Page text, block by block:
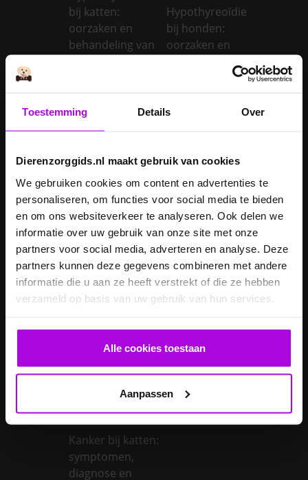
Toestemming Details Over
Dierenzorggids.nl maakt gebruik van cookies
We gebruiken cookies om content en advertenties te
personaliseren, om functies voor social media te bieden
en om ons websiteverkeer te analyseren. Ook delen we
informatie over uw gebruik van onze site met onze
partners voor social media, adverteren en analyse. Deze
partners kunnen deze gegevens combineren met andere
informatie die u aan ze heeft verstrekt of die ze hebben
verzameld op basis van uw gebruik van hun services.
Alle cookies toestaan
Aanpassen
bij katten:
oorzaken en
behandeling van
Hypothyreoïdie
bij honden:
oorzaken en
Is een kerstboom
Je cavia verzorgen diarree
Je hond wordt
geopereerd – wat
kan je
verwachten?
Je kat naar een
pension brengen
Je kat wordt
geopereerd – wat
castreren
steriliseren
Je konijnen
vaccineren
Kanker bij honden
Kanker bij katten:
symptomen,
diagnose en